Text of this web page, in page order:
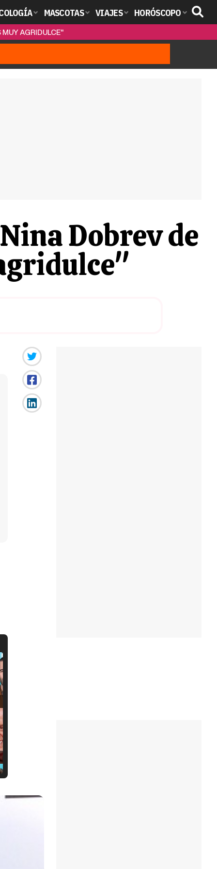
MASCOTAS VIAJES HORÓSCOPO
AGRIDULCE"
Dobrev de